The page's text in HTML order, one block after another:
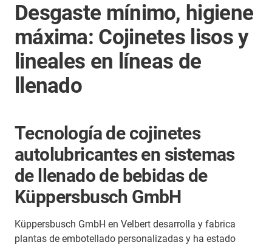
Desgaste mínimo, higiene
máxima: Cojinetes lisos y
lineales en líneas de
llenado
Tecnología de cojinetes
autolubricantes en sistemas
de llenado de bebidas de
Küppersbusch GmbH
Küppersbusch GmbH en Velbert desarrolla y fabrica
plantas de embotellado personalizadas y ha estado